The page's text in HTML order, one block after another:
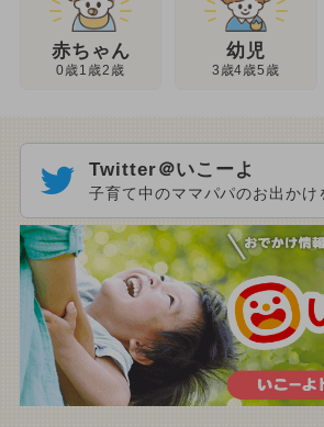
赤ちゃん
0歳1歳2歳
幼児
3歳4歳5歳
Twitter＠いこーよ
子育て中のママパパのお出かけ